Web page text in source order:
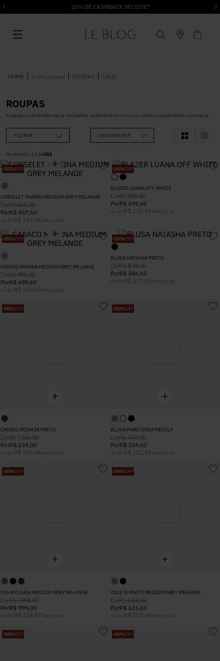
Institucional ROUPAS SALE
ROUPAS
A categoria de tendências e novidades, onde você encontra os últimos lançamentos da marca.
FILTRAR ORDENAR POR
Mostrando 12 de424
-30%OFF
CORSELET MARINA MEDIUM GREY MELANGE
DeR$ 668,00
PorR$ 467,60
ou 4 x R$ 116,90 sem juros
-30%OFF
BLAZER LUANA OFF WHITE
DeR$ 998,00
PorR$ 698,60
ou 6 x R$ 116,43 sem juros
-30%OFF
CASACO MARINA MEDIUM GREY MELANGE
DeR$ 998,00
PorR$ 698,60
ou 6 x R$ 116,43 sem juros
-30%OFF
BLUSA NATASHA PRETO
DeR$ 838,00
PorR$ 586,60
ou 5 x R$ 117, 32 sem juros
-50%OFF
CASACO ROSALIA PRETO
DeR$ 1.268,00
PorR$ 634,00
ou 6 x R$ 105,66 sem juros
-30%OFF
BLUSA MARI CINZA MESCLA
DeR$ 478,00
PorR$ 334,60
ou 3 x R$ 111, 53 sem juros
-50%OFF
CASACO GAIA MEDIUM GREY MELANGE
DeR$ 1.998,00
PorR$ 999,00
ou 8 x R$ 124,87 sem juros
-30%OFF
COLETE MAITÊ MEDIUM GREY MELANGE
DeR$ 888,00
PorR$ 621,60
ou 6 x R$ 103,60 sem juros
-30%OFF -30%OFF
1º Vestido
2º Roupas
3º Jeans
4º Blusa
5º Calça
7º Vestidos